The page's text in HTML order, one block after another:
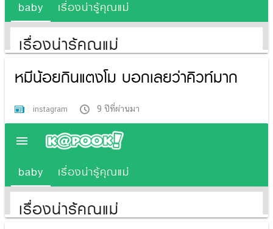
หมีน้อยกินแตงโม บอกเลยว่าคิวท์มาก
instagram 9 ปีที่ผ่านมา